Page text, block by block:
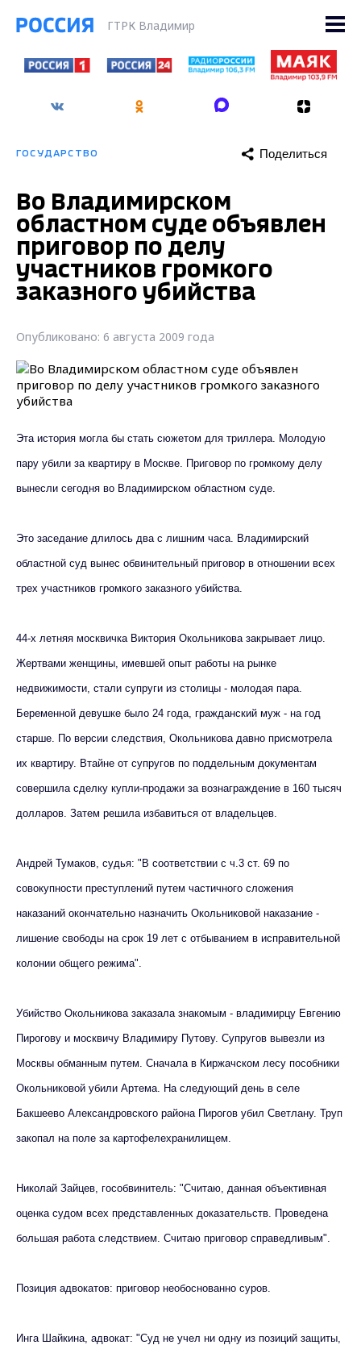
ГТРК Владимир
ГОСУДАРСТВО Поделиться
Во Владимирском
областном суде объявлен
приговор по делу
участников громкого
заказного убийства
Опубликовано: 6 августа 2009 года
Эта история могла бы стать сюжетом для триллера. Молодую
пару убили за квартиру в Москве. Приговор по громкому делу
вынесли сегодня во Владимирском областном суде.
Это заседание длилось два с лишним часа. Владимирский
областной суд вынес обвинительный приговор в отношении всех
трех участников громкого заказного убийства.
44-х летняя москвичка Виктория Окольникова закрывает лицо.
Жертвами женщины, имевшей опыт работы на рынке
недвижимости, стали супруги из столицы - молодая пара.
Беременной девушке было 24 года, гражданский муж - на год
старше. По версии следствия, Окольникова давно присмотрела
их квартиру. Втайне от супругов по поддельным документам
совершила сделку купли-продажи за вознаграждение в 160 тысяч
долларов. Затем решила избавиться от владельцев.
Андрей Тумаков, судья: "В соответствии с ч.3 ст. 69 по
совокупности преступлений путем частичного сложения
наказаний окончательно назначить Окольниковой наказание -
лишение свободы на срок 19 лет с отбыванием в исправительной
колонии общего режима".
Убийство Окольникова заказала знакомым - владимирцу Евгению
Пирогову и москвичу Владимиру Путову. Супругов вывезли из
Москвы обманным путем. Сначала в Киржачском лесу пособники
Окольниковой убили Артема. На следующий день в селе
Бакшеево Александровского района Пирогов убил Светлану. Труп
закопал на поле за картофелехранилищем.
Николай Зайцев, гособвинитель: "Считаю, данная объективная
оценка судом всех представленных доказательств. Проведена
большая работа следствием. Считаю приговор справедливым".
Позиция адвокатов: приговор необоснованно суров.
Инга Шайкина, адвокат: "Суд не учел ни одну из позиций защиты,